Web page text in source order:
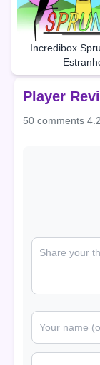
Incredibox
Player
50 comments